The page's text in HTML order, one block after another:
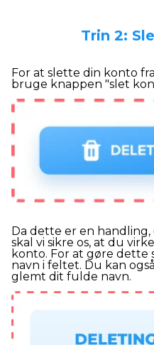
Trin 2:
For at slette din konto
bruge knappen "slet
Da dette er en
skal vi sikre os, at du
konto. For at gøre
navn i feltet. Du kan
glemt dit fulde navn.